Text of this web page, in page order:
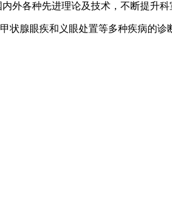
外各种先进理论及技术，不断提升科
状腺眼疾和义眼处置等多种疾病的